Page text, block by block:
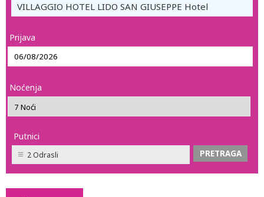
VILLAGGIO HOTEL LIDO SAN GIUSEPPE Hotel
Prijava
Noćenja
Putnici
2 Odrasli